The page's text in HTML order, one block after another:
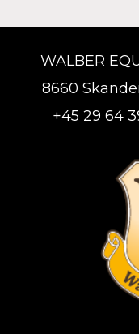
WALBER
8660
+45 29 64